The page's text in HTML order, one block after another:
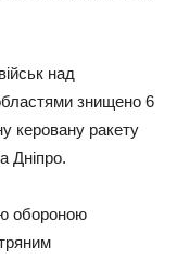
над
знищено 6
керовану ракету
Дніпро.
обороною